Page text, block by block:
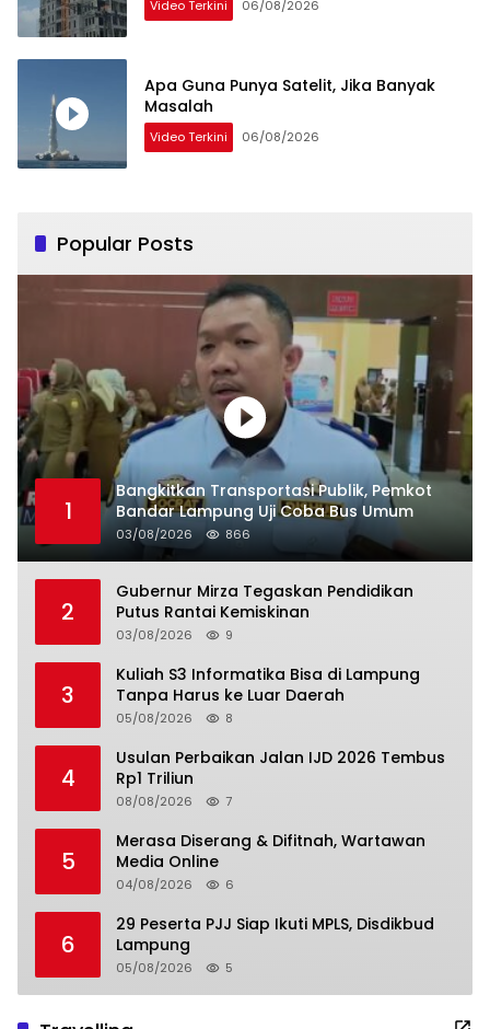
Video Terkini 06/08/2026
Apa Guna Punya Satelit, Jika Banyak
Masalah
Video Terkini 06/08/2026
Popular Posts
1
Bangkitkan Transportasi Publik, Pemkot
Bandar Lampung Uji Coba Bus Umum
03/08/2026 866
2
Gubernur Mirza Tegaskan Pendidikan
Putus Rantai Kemiskinan
03/08/2026 9
3
Kuliah S3 Informatika Bisa di Lampung
Tanpa Harus ke Luar Daerah
05/08/2026 8
4
Usulan Perbaikan Jalan IJD 2026 Tembus
Rp1 Triliun
08/08/2026 7
5
Merasa Diserang & Difitnah, Wartawan
Media Online
04/08/2026 6
6
29 Peserta PJJ Siap Ikuti MPLS, Disdikbud
Lampung
05/08/2026 5